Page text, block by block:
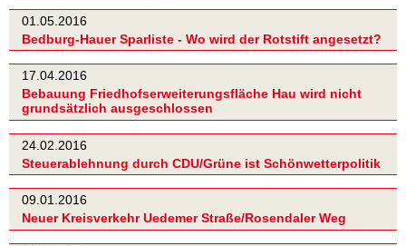
01.05.2016
Bedburg-Hauer Sparliste - Wo wird der Rotstift angesetzt?
17.04.2016
Bebauung Friedhofserweiterungsfläche Hau wird nicht
grundsätzlich ausgeschlossen
24.02.2016
Steuerablehnung durch CDU/Grüne ist Schönwetterpolitik
09.01.2016
Neuer Kreisverkehr Uedemer Straße/Rosendaler Weg